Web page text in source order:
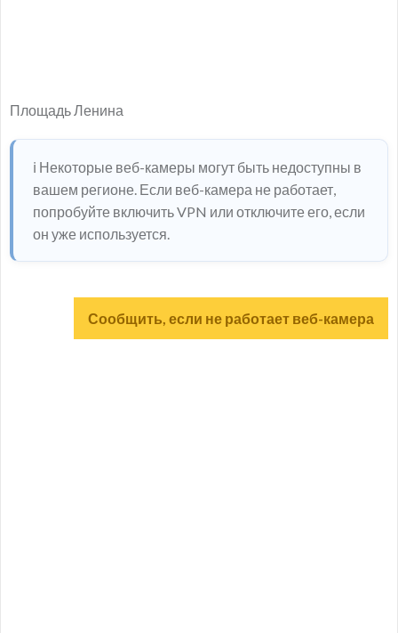
Площадь Ленина
ℹ️ Некоторые веб-камеры могут быть недоступны в
вашем регионе. Если веб-камера не работает,
попробуйте включить VPN или отключите его, если
он уже используется.
Сообщить, если не работает веб-камера